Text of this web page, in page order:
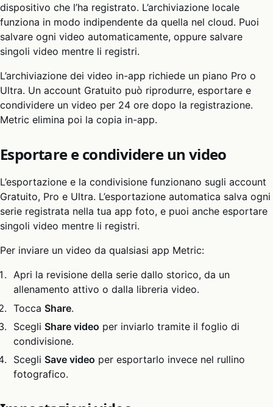
dispositivo che l’ha registrato. L’archiviazione locale
funziona in modo indipendente da quella nel cloud. Puoi
salvare ogni video automaticamente, oppure salvare
singoli video mentre li registri.
L’archiviazione dei video in-app richiede un piano Pro o
Ultra. Un account Gratuito può riprodurre, esportare e
condividere un video per 24 ore dopo la registrazione.
Metric elimina poi la copia in-app.
Esportare e condividere un video
L’esportazione e la condivisione funzionano sugli account
Gratuito, Pro e Ultra. L’esportazione automatica salva ogni
serie registrata nella tua app foto, e puoi anche esportare
singoli video mentre li registri.
Per inviare un video da qualsiasi app Metric:
Apri la revisione della serie dallo storico, da un
allenamento attivo o dalla libreria video.
ToccaShare.
ScegliShare video per inviarlo tramite il foglio di
condivisione.
ScegliSave video per esportarlo invece nel rullino
fotografico.